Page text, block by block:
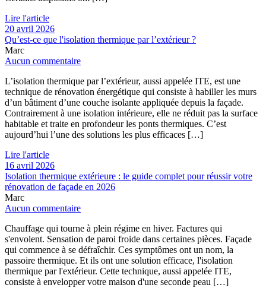
Lire l'article
20 avril 2026
Qu’est-ce que l'isolation thermique par l’extérieur ?
Marc
Aucun commentaire
L’isolation thermique par l’extérieur, aussi appelée ITE, est une
technique de rénovation énergétique qui consiste à habiller les murs
d’un bâtiment d’une couche isolante appliquée depuis la façade.
Contrairement à une isolation intérieure, elle ne réduit pas la surface
habitable et traite en profondeur les ponts thermiques. C’est
aujourd’hui l’une des solutions les plus efficaces […]
Lire l'article
16 avril 2026
Isolation thermique extérieure : le guide complet pour réussir votre
rénovation de façade en 2026
Marc
Aucun commentaire
Chauffage qui tourne à plein régime en hiver. Factures qui
s'envolent. Sensation de paroi froide dans certaines pièces. Façade
qui commence à se défraîchir. Ces symptômes ont un nom, la
passoire thermique. Et ils ont une solution efficace, l'isolation
thermique par l'extérieur. Cette technique, aussi appelée ITE,
consiste à envelopper votre maison d'une seconde peau […]